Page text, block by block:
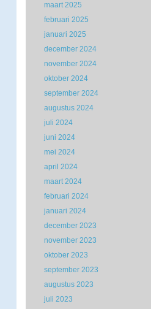
maart 2025
februari 2025
januari 2025
december 2024
november 2024
oktober 2024
september 2024
augustus 2024
juli 2024
juni 2024
mei 2024
april 2024
maart 2024
februari 2024
januari 2024
december 2023
november 2023
oktober 2023
september 2023
augustus 2023
juli 2023